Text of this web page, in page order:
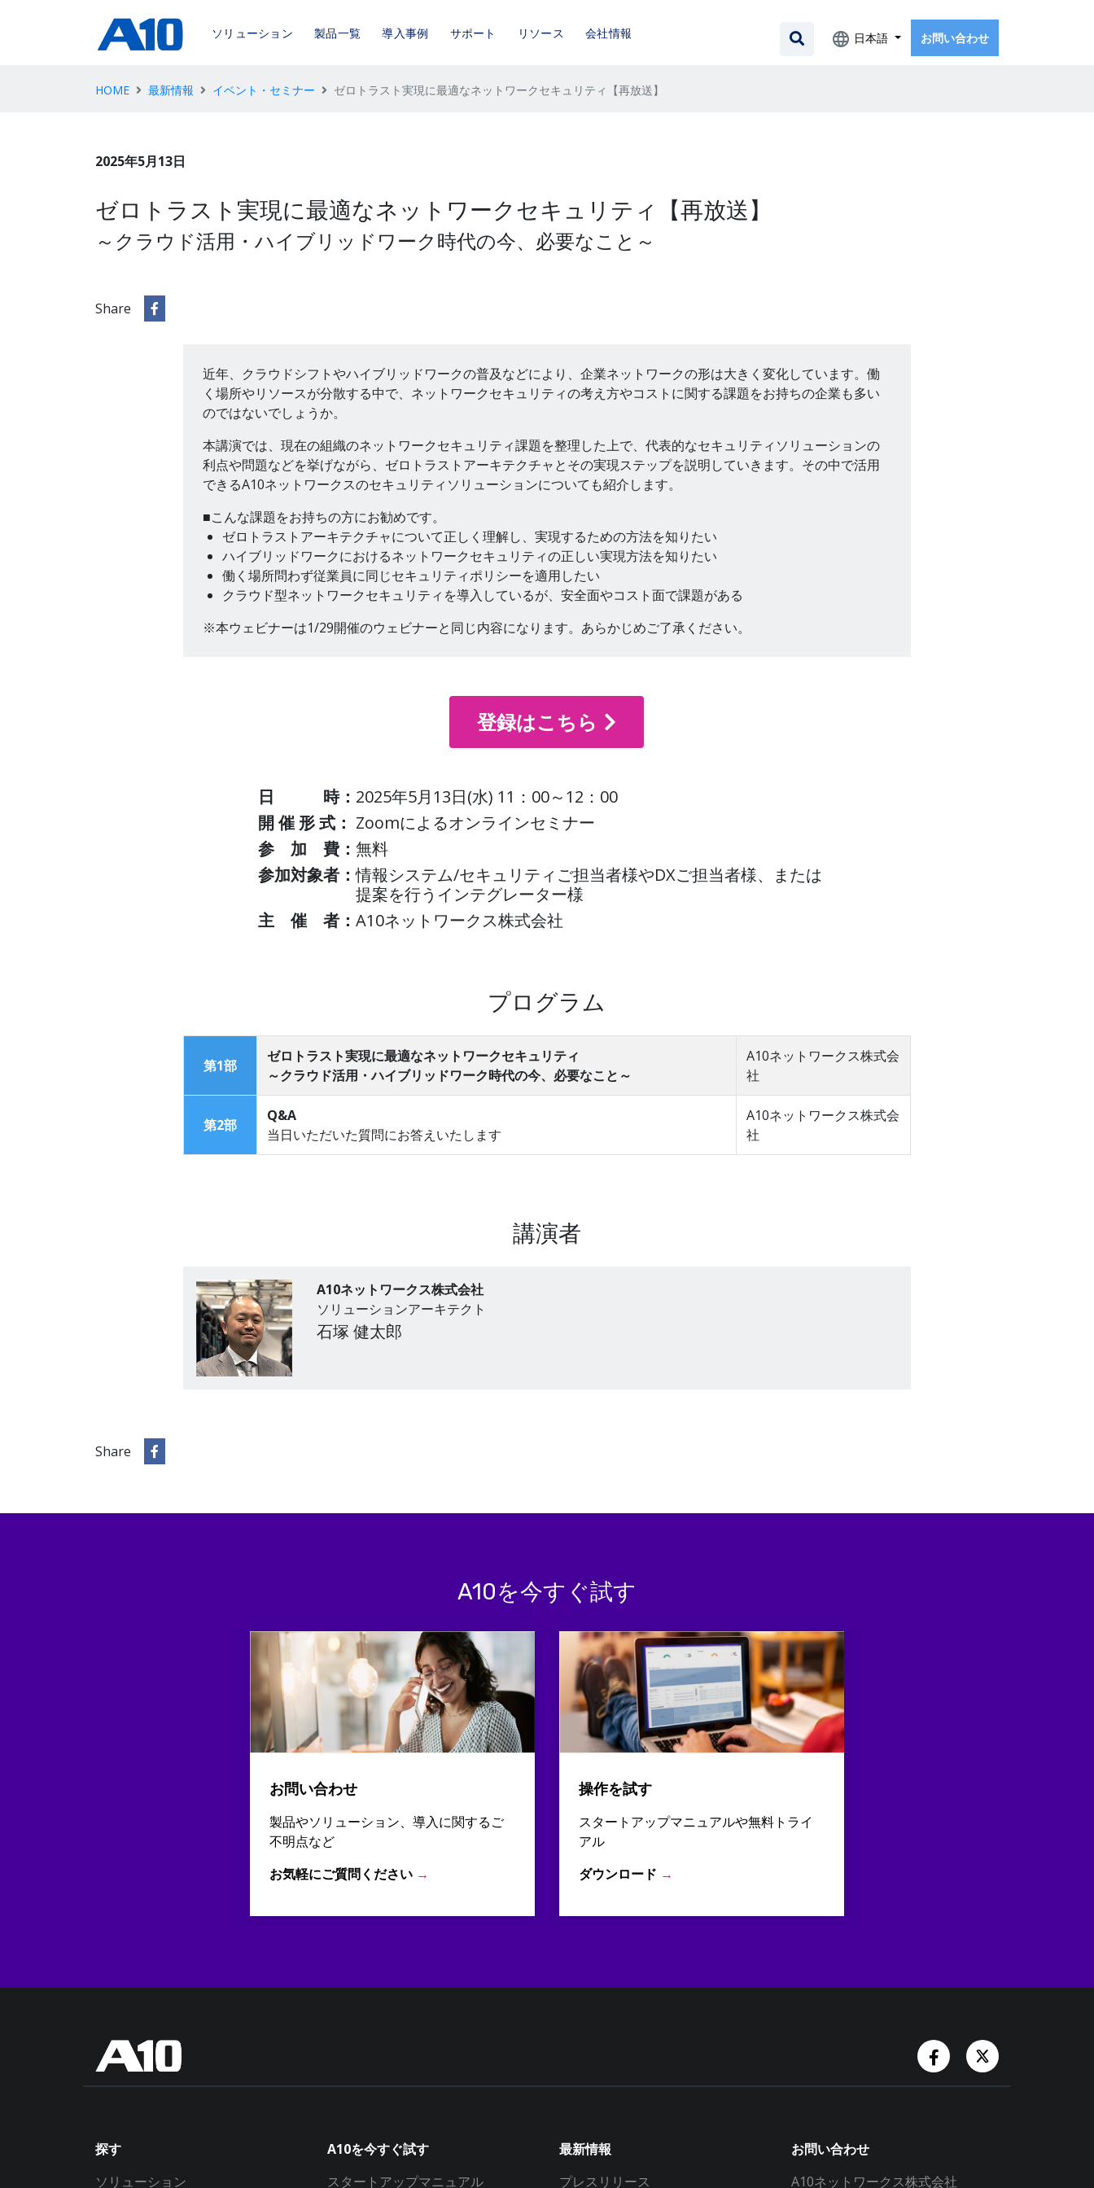
ソリューション 製品一覧 導入事例 サポート リソース 会社情報 日本語 お問い合わせ
HOME 最新情報 イベント・セミナー ゼロトラスト実現に最適なネットワークセキュリティ【再放送】
2025年5月13日
ゼロトラスト実現に最適なネットワークセキュリティ【再放送】
～クラウド活用・ハイブリッドワーク時代の今、必要なこと～
Share
近年、クラウドシフトやハイブリッドワークの普及などにより、企業ネットワークの形は大きく変化しています。働
く場所やリソースが分散する中で、ネットワークセキュリティの考え方やコストに関する課題をお持ちの企業も多い
のではないでしょうか。
本講演では、現在の組織のネットワークセキュリティ課題を整理した上で、代表的なセキュリティソリューションの
利点や問題などを挙げながら、ゼロトラストアーキテクチャとその実現ステップを説明していきます。その中で活用
できるA10ネットワークスのセキュリティソリューションについても紹介します。
■こんな課題をお持ちの方にお勧めです。
ゼロトラストアーキテクチャについて正しく理解し、実現するための方法を知りたい
ハイブリッドワークにおけるネットワークセキュリティの正しい実現方法を知りたい
働く場所問わず従業員に同じセキュリティポリシーを適用したい
クラウド型ネットワークセキュリティを導入しているが、安全面やコスト面で課題がある
※本ウェビナーは1/29開催のウェビナーと同じ内容になります。あらかじめご了承ください。
登録はこちら
日 時： 2025年5月13日(水) 11：00～12：00
開 催 形 式： Zoomによるオンラインセミナー
参 加 費： 無料
参加対象者：情報システム/セキュリティご担当者様やDXご担当者様、または
提案を行うインテグレーター様
主 催 者： A10ネットワークス株式会社
プログラム
第1部
ゼロトラスト実現に最適なネットワークセキュリティ
～クラウド活用・ハイブリッドワーク時代の今、必要なこと～
A10ネットワークス株式会
社
第2部
Q&A
当日いただいた質問にお答えいたします
A10ネットワークス株式会
社
講演者
A10ネットワークス株式会社
ソリューションアーキテクト
石塚 健太郎
Share
A10を今すぐ試す
お問い合わせ
製品やソリューション、導入に関するご
不明点など
お気軽にご質問ください →
操作を試す
スタートアップマニュアルや無料トライ
アル
ダウンロード →
Facebook Account
Twitter Account
探す
ソリューション
A10を今すぐ試す
スタートアップマニュアル
最新情報
プレスリリース
お問い合わせ
A10ネットワークス株式会社